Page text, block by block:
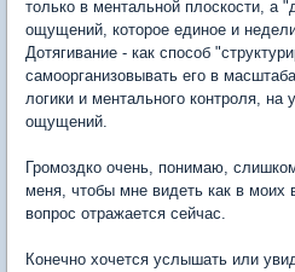
только в ментальной плоскости, а
ощущений, которое единое и
Дотягивание - как способ
самоорганизовывать его в
логики и ментального контроля, на
ощущений.
Громоздко очень, понимаю,
меня, чтобы мне видеть как в моих
вопрос отражается сейчас.
Конечно хочется услышать или